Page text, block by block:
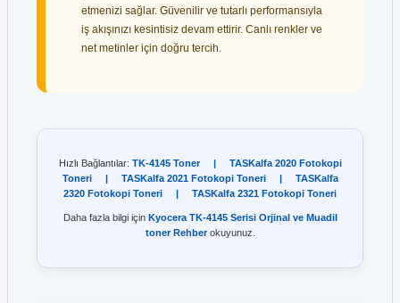
etmenizi sağlar. Güvenilir ve tutarlı performansıyla
iş akışınızı kesintisiz devam ettirir. Canlı renkler ve
net metinler için doğru tercih.
Hızlı Bağlantılar: TK-4145 Toner |
TASKalfa 2020 Fotokopi
Toneri
| TASKalfa 2021 Fotokopi Toneri |
TASKalfa
2320 Fotokopi Toneri
| TASKalfa 2321 Fotokopi Toneri
Daha fazla bilgi için Kyocera TK-4145 Serisi Orjinal ve Muadil
toner Rehberokuyunuz.